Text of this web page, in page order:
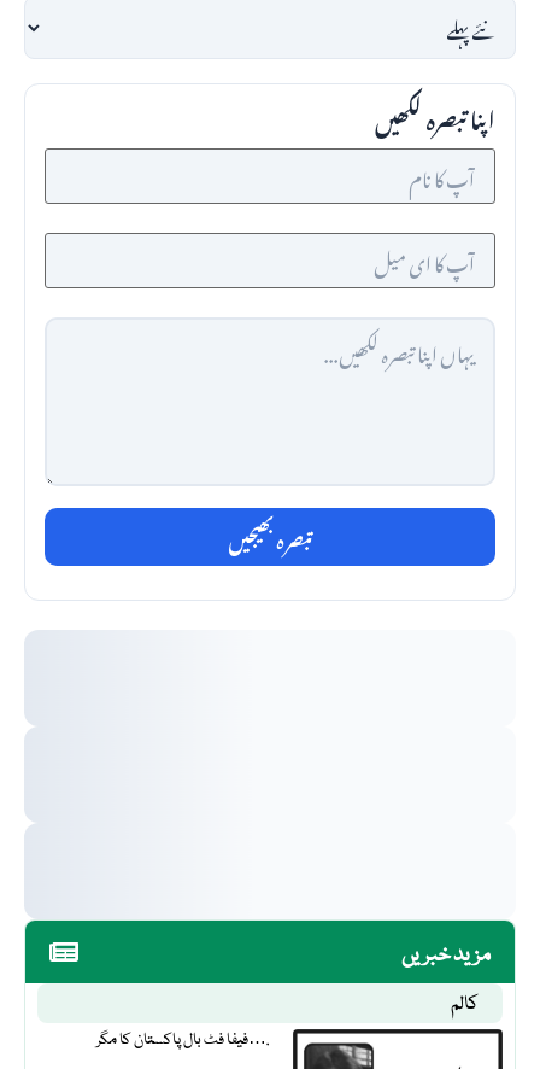
مزید خبریں
کالم
فیفا فٹ بال پاکستان کا مگر….
اپنا تبصرہ لکھیں
تبصرہ بھیجیں